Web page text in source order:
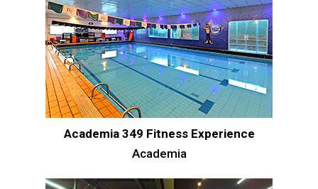
Academia 349 Fitness Experience
Academia